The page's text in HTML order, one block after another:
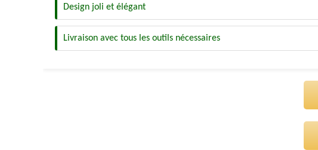
Design joli et élégant
Livraison avec tous les outils nécessaires